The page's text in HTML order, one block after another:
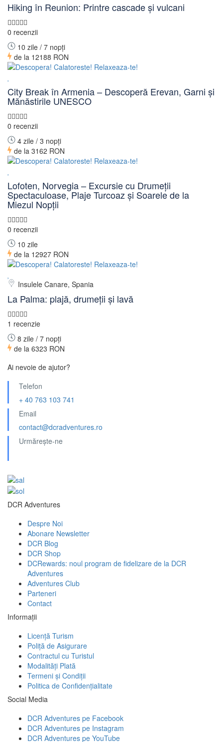
Hiking în Reunion: Printre cascade și vulcani
0 recenzii
10 zile / 7 nopți
de la 12188 RON
City Break în Armenia – Descoperă Erevan, Garni și
Mănăstirile UNESCO
0 recenzii
4 zile / 3 nopți
de la 3162 RON
Lofoten, Norvegia – Excursie cu Drumeții
Spectaculoase, Plaje Turcoaz și Soarele de la
Miezul Nopții
0 recenzii
10 zile
de la 12927 RON
Insulele Canare, Spania
La Palma: plajă, drumeții și lavă
1 recenzie
8 zile / 7 nopți
de la 6323 RON
Ai nevoie de ajutor?
Telefon
+ 40 763 103 741
Email
contact@dcradventures.ro
Urmărește-ne
DCR Adventures
Despre Noi
Abonare Newsletter
DCR Blog
DCR Shop
DCRewards: noul program de fidelizare de la DCR
Adventures
Adventures Club
Parteneri
Contact
Informații
Licență Turism
Poliță de Asigurare
Contractul cu Turistul
Modalități Plată
Termeni și Condiții
Politica de Confidențialitate
Social Media
DCR Adventures pe Facebook
DCR Adventures pe Instagram
DCR Adventures pe YouTube